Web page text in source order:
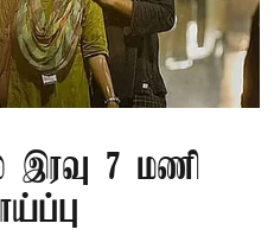
இரவு 7 மணி